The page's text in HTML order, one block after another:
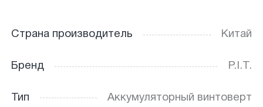
Страна производитель Китай
Бренд P.I.T.
Тип Аккумуляторный винтоверт